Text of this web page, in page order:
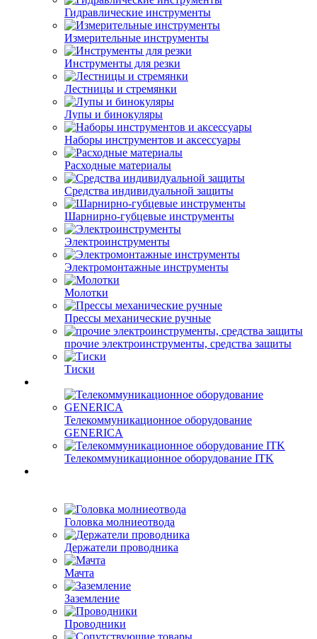
Гидравлические инструменты
Измерительные инструменты
Инструменты для резки
Лестницы и стремянки
Лупы и бинокуляры
Наборы инструментов и аксессуары
Расходные материалы
Средства индивидуальной защиты
Шарнирно-губцевые инструменты
Электроинструменты
Электромонтажные инструменты
Молотки
Прессы механические ручные
прочие электроинструменты, средства защиты
Тиски
Телекоммуникационное оборудование
GENERICA
Телекоммуникационное оборудование ITK
Головка молниеотвода
Держатели проводника
Мачта
Заземление
Проводники